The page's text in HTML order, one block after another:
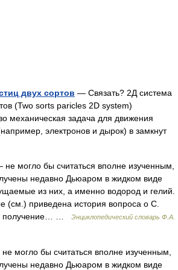
двух сортов — Связать? 2Д система
(Two sorts paricles 2D system)
механическая задача для движения
электронов и дырок) в замкнут
могло бы считаться вполне изученным,
недавно Дьюаром в жидком виде
из них, а именно водород и гелий.
(см.) приведена история вопроса о С.
получение… …
Энциклопедический словарь Ф.А.
могло бы считаться вполне изученным,
недавно Дьюаром в жидком виде